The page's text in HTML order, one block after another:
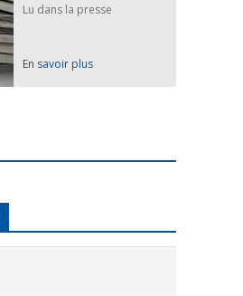
Lu dans la presse
En savoir plus